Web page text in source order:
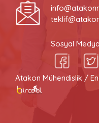
Sosyal
Atakon Mühendislik /